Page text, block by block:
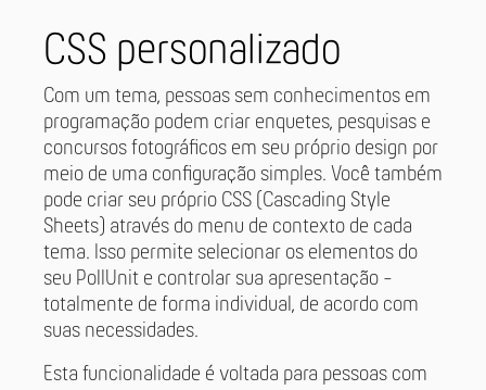
CSS personalizado
Com um tema, pessoas sem conhecimentos em
programação podem criar enquetes, pesquisas e
concursos fotográficos em seu próprio design por
meio de uma configuração simples. Você também
pode criar seu próprio CSS (Cascading Style
Sheets) através do menu de contexto de cada
tema. Isso permite selecionar os elementos do
seu PollUnit e controlar sua apresentação -
totalmente de forma individual, de acordo com
suas necessidades.
Esta funcionalidade é voltada para pessoas com